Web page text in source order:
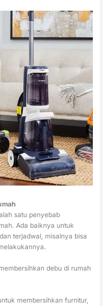
satu penyebab
Ada baiknya untuk
terjadwal, misalnya bisa
debu di rumah
membersihkan furnitur,